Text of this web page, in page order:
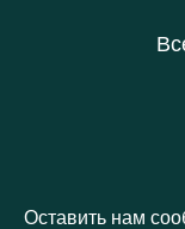
Оставить нам